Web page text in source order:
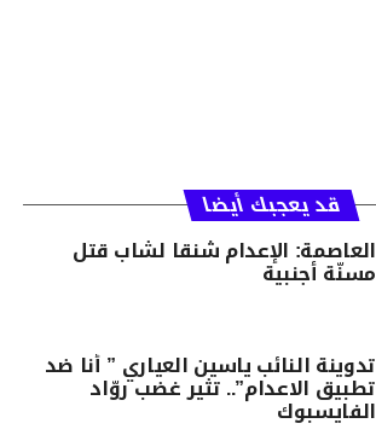
قد يعجبك أيضا
العاصمة: الإعدام شنقا لشاب قتل
مسنّة أجنبية
تدوينة النائب ياسين العياري ” أنا ضد
تطبيق الاعدام”.. تثير غضب روّاد
الفايسبوك